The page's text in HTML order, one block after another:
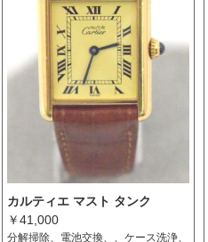
カルティエ マスト タンク
￥41,000
分解掃除、電池交換、、ケース洗浄、